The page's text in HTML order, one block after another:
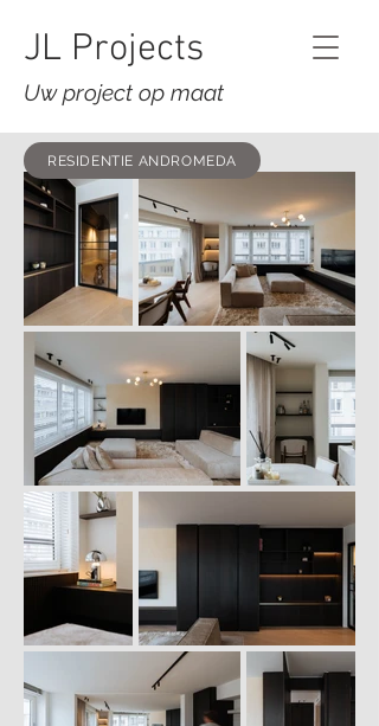
JL Projects
Uw project op maat
RESIDENTIE ANDROMEDA